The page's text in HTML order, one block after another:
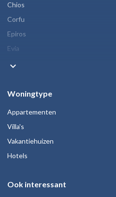
Chios
Corfu
Epiros
Evia
keyboard_arrow_down
Woningtype
Appartementen
Villa's
Vakantiehuizen
Hotels
Ook interessant